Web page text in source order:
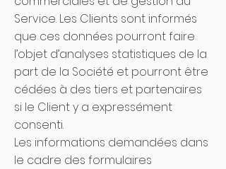
Service. Les Clients sont informés
que ces données pourront faire
l’objet d’analyses statistiques de la
part de la Société et pourront être
cédées à des tiers et partenaires
si le Client y a expressément
consenti.
Les informations demandées dans
le cadre des formulaires